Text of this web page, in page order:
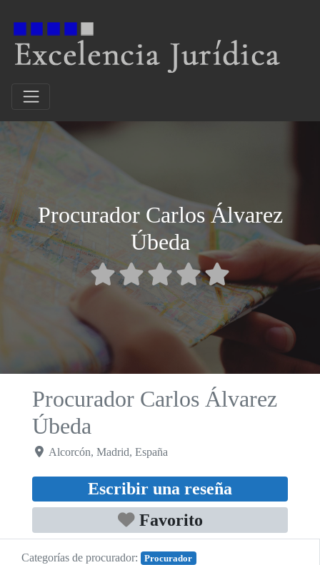
Procurador Carlos Álvarez
Úbeda
Procurador Carlos Álvarez
Úbeda
Alcorcón, Madrid, España
Escribir una reseña
Favorito
Categorías de procurador: Procurador